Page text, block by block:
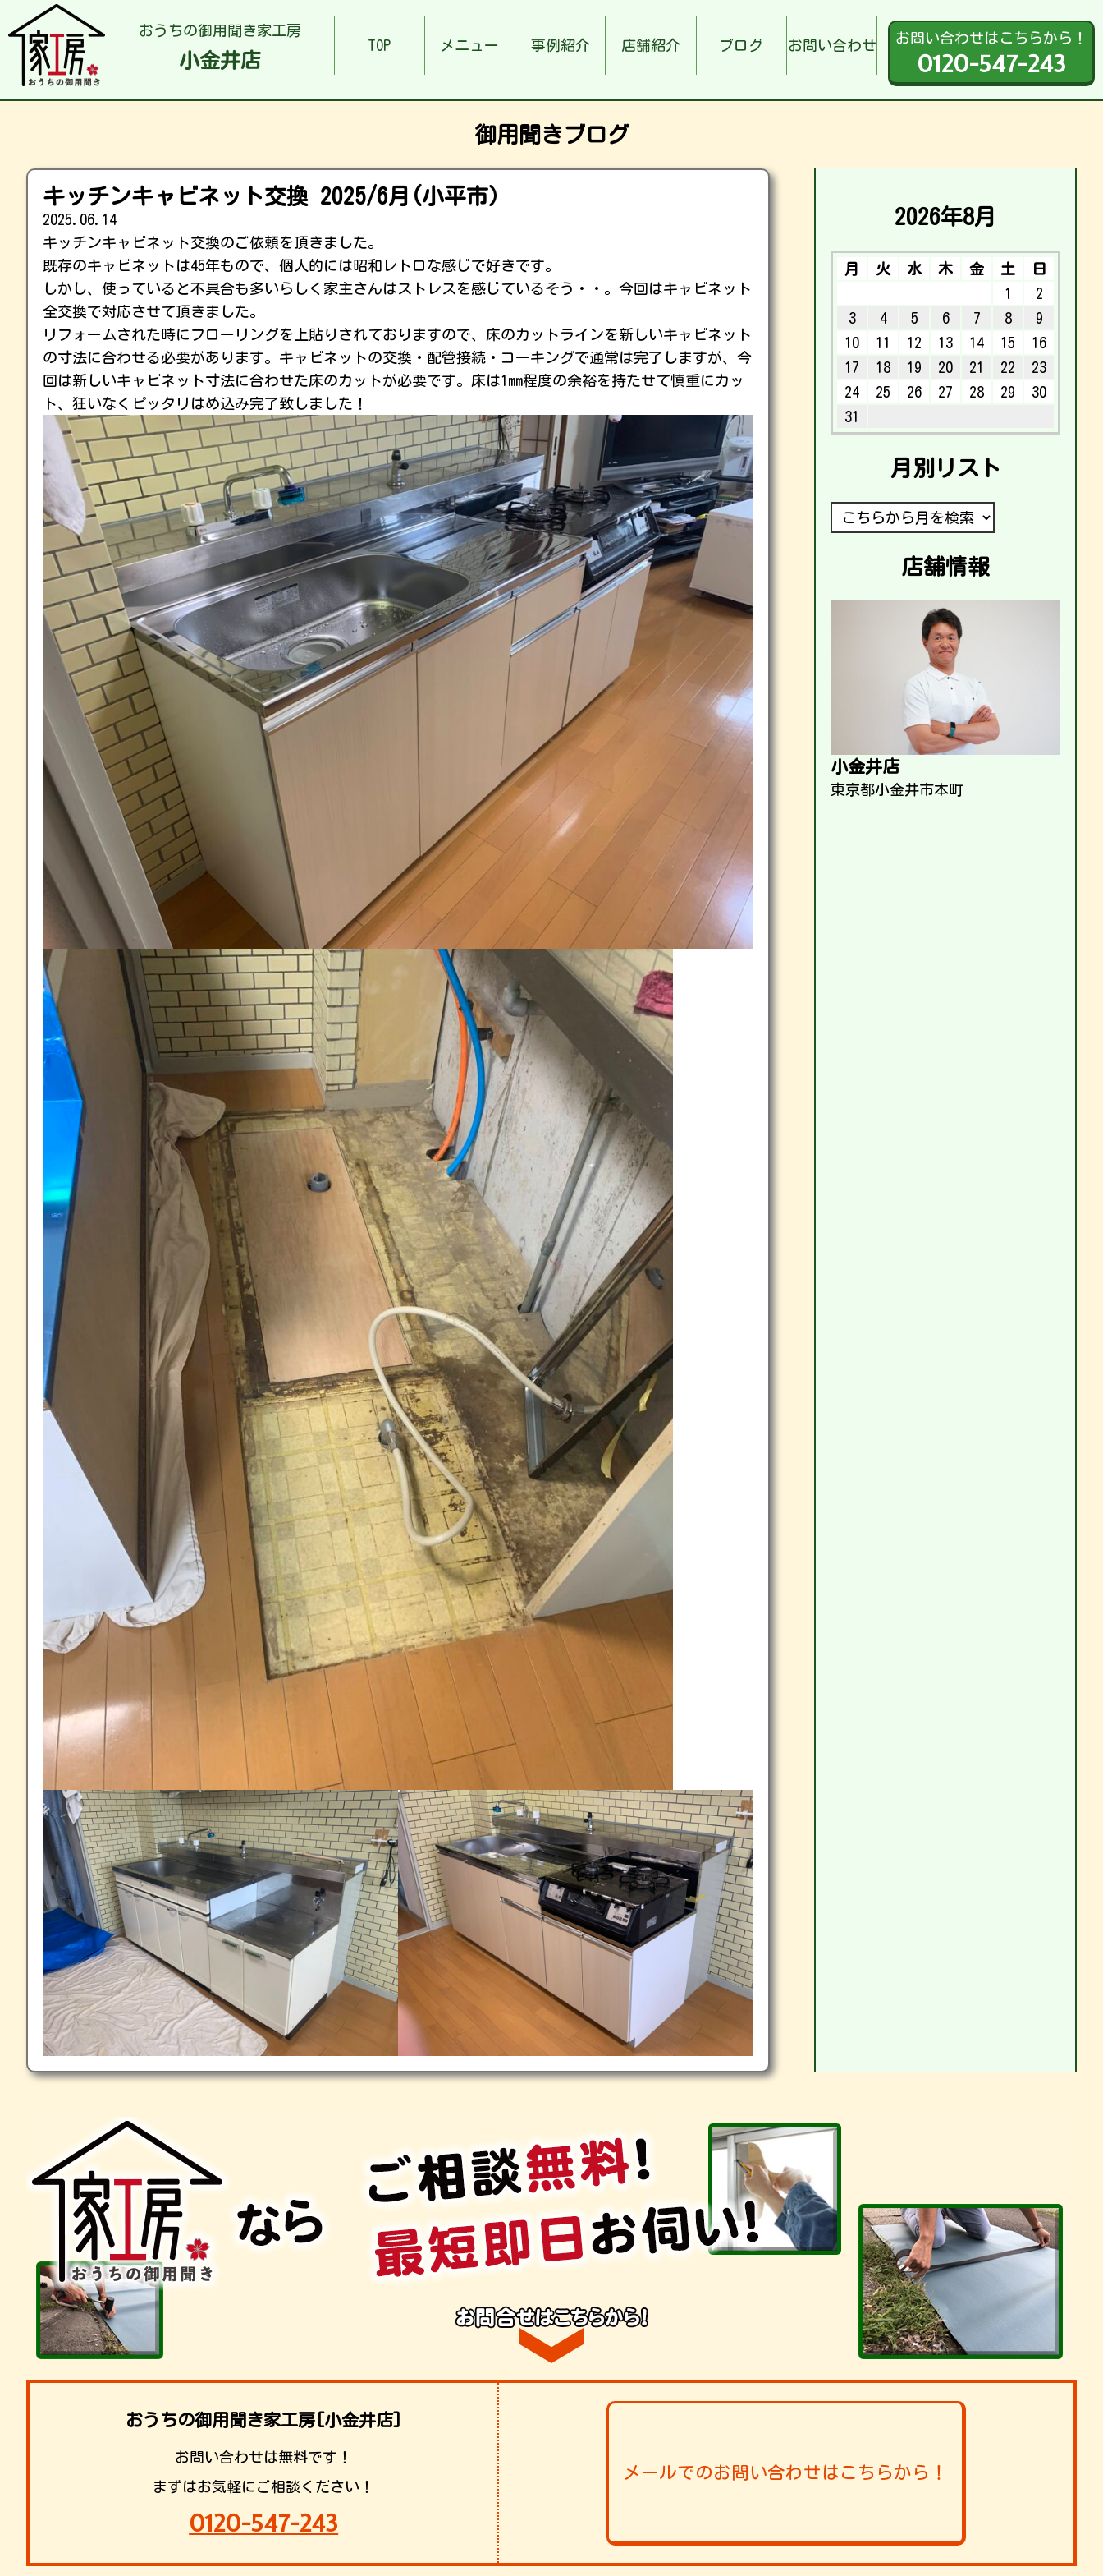
おうちの御用聞き家工房
小金井店
TOP メニュー 事例紹介 店舗紹介 ブログ お問い合わせ お問い合わせはこちらから！
0120-547-243
御用聞きブログ
キッチンキャビネット交換 2025/6月(小平市）
2025.06.14
キッチンキャビネット交換のご依頼を頂きました。
既存のキャビネットは45年もので、個人的には昭和レトロな感じで好きです。
しかし、使っていると不具合も多いらしく家主さんはストレスを感じているそう・・。今回はキャビネット
全交換で対応させて頂きました。
リフォームされた時にフローリングを上貼りされておりますので、床のカットラインを新しいキャビネット
の寸法に合わせる必要があります。キャビネットの交換・配管接続・コーキングで通常は完了しますが、今
回は新しいキャビネット寸法に合わせた床のカットが必要です。床は1mm程度の余裕を持たせて慎重にカッ
ト、狂いなくピッタリはめ込み完了致しました！
2026年8月
月 火 水 木 金 土
日
1
2
3
4 5 6 7 8
9
10
11 12 13 14 15
16
17
18 19 20 21 22
23
24
25 26 27 28 29
30
31
月別リスト
店舗情報
小金井店
東京都小金井市本町
おうちの御用聞き家工房[小金井店]
お問い合わせは無料です！
まずはお気軽にご相談ください！
0120-547-243
メールでのお問い合わせはこちらから！